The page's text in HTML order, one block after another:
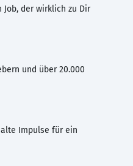
Job, der wirklich zu Dir
und über 20.000
Impulse für ein